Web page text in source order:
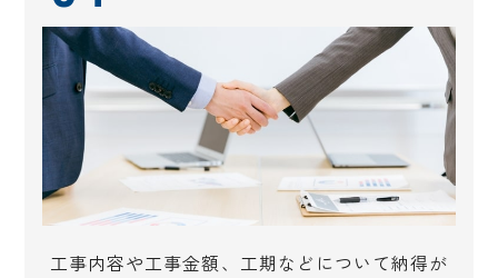
工事内容や工事金額、工期などについて納得が